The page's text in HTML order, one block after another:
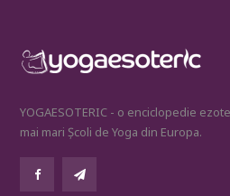
YOGAESOTERIC - o enciclopedie
mai mari Școli de Yoga din Europa.